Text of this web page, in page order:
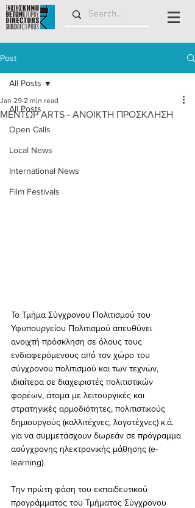
Post
All Posts
Open Calls
Local News
International News
Film Festivals
All Posts
ΜΕΝΤΩΡ ARTS - ΑΝΟΙΚΤΗ ΠΡΟΣΚΛΗΣΗ
Jan 29 2 min read
Το Τμήμα Σύγχρονου Πολιτισμού του
Υφυπουργείου Πολιτισμού απευθύνει
ανοιχτή πρόσκληση σε όλους τους
ενδιαφερόμενους από τον χώρο του
σύγχρονου πολιτισμού και των τεχνών,
ιδιαίτερα σε διαχειριστές πολιτιστικών
φορέων, άτομα με λειτουργικές και
στρατηγικές αρμοδιότητες, πολιτιστικούς
δημιουργούς (καλλιτέχνες, λογοτέχνες) κ.ά.
για να συμμετάσχουν δωρεάν σε πρόγραμμα
ασύγχρονης ηλεκτρονικής μάθησης (e-
learning).
Την πρώτη φάση του εκπαιδευτικού
προγράμματος του Τμήματος Σύγχρονου